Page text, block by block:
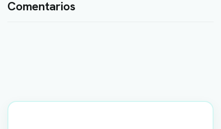
Comentarios